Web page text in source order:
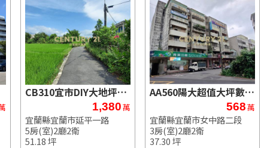
CB310宜市DIY大地坪透天
1,380萬
宜蘭縣宜蘭市延平一路
5房(室)2廳2衛
51.18 坪
AA560陽大超值大坪數電梯華廈
568萬
宜蘭縣宜蘭市女中路二段
3房(室)2廳2衛
37.30 坪